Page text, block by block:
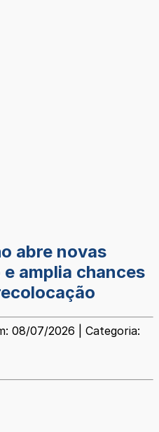
abre novas
amplia chances
08/07/2026 | Categoria: